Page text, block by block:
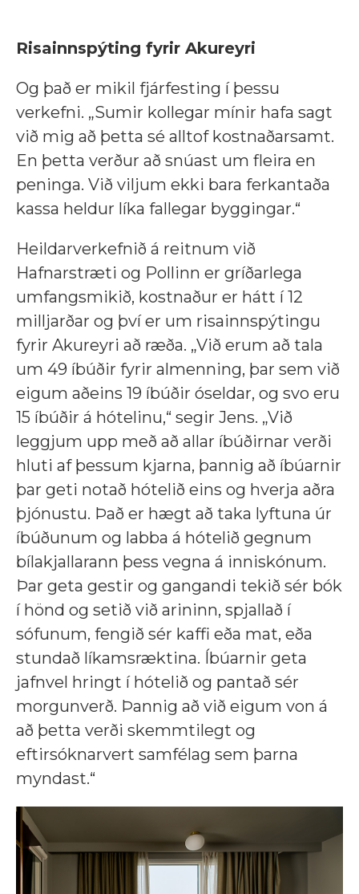
Risainnspýting fyrir Akureyri
Og það er mikil fjárfesting í þessu
verkefni. „Sumir kollegar mínir hafa sagt
við mig að þetta sé alltof kostnaðarsamt.
En þetta verður að snúast um fleira en
peninga. Við viljum ekki bara ferkantaða
kassa heldur líka fallegar byggingar.“
Heildarverkefnið á reitnum við
Hafnarstræti og Pollinn er gríðarlega
umfangsmikið, kostnaður er hátt í 12
milljarðar og því er um risainnspýtingu
fyrir Akureyri að ræða. „Við erum að tala
um 49 íbúðir fyrir almenning, þar sem við
eigum aðeins 19 íbúðir óseldar, og svo eru
15 íbúðir á hótelinu,“ segir Jens. „Við
leggjum upp með að allar íbúðirnar verði
hluti af þessum kjarna, þannig að íbúarnir
þar geti notað hótelið eins og hverja aðra
þjónustu. Það er hægt að taka lyftuna úr
íbúðunum og labba á hótelið gegnum
bílakjallarann þess vegna á inniskónum.
Þar geta gestir og gangandi tekið sér bók
í hönd og setið við arininn, spjallað í
sófunum, fengið sér kaffi eða mat, eða
stundað líkamsræktina. Íbúarnir geta
jafnvel hringt í hótelið og pantað sér
morgunverð. Þannig að við eigum von á
að þetta verði skemmtilegt og
eftirsóknarvert samfélag sem þarna
myndast.“